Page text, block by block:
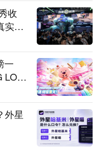
收
实期
一
LOO
》
外星